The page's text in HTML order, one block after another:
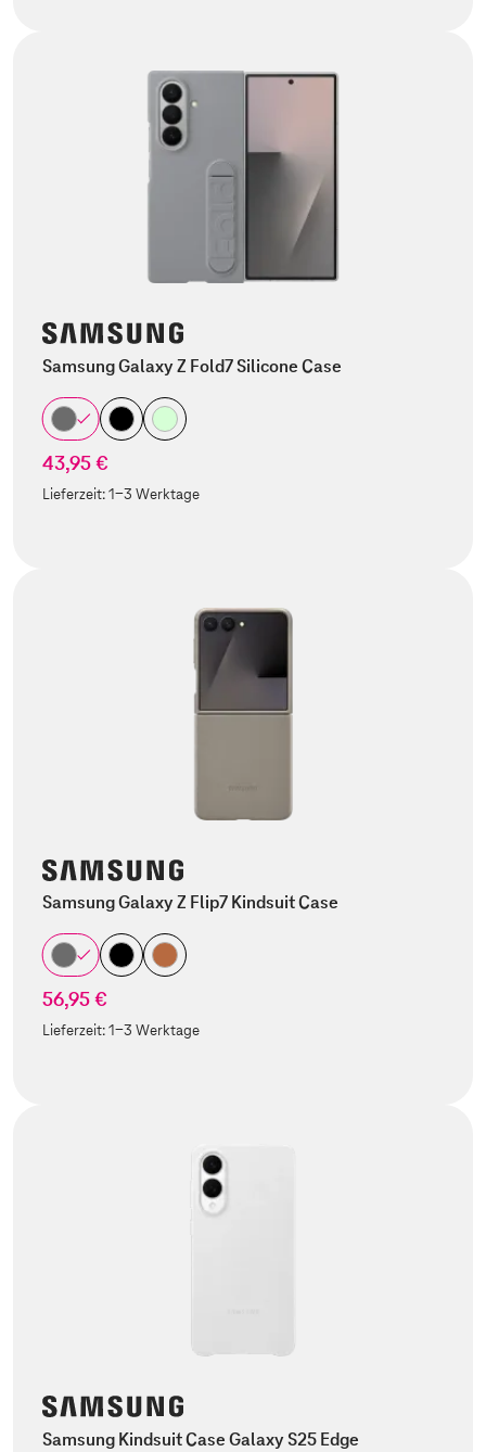
Samsung Galaxy Z Fold7 Silicone Case
43,95 €
Lieferzeit:1-3 Werktage
Samsung Galaxy Z Flip7 Kindsuit Case
56,95 €
Lieferzeit:1-3 Werktage
Samsung Kindsuit Case Galaxy S25 Edge